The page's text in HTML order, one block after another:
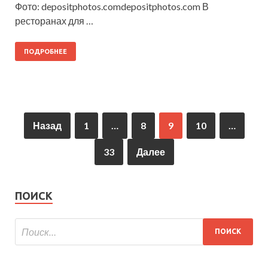
Фото: depositphotos.comdepositphotos.com В
ресторанах для …
ПОДРОБНЕЕ
Назад 1 8 9 10
33 Далее
ПОИСК